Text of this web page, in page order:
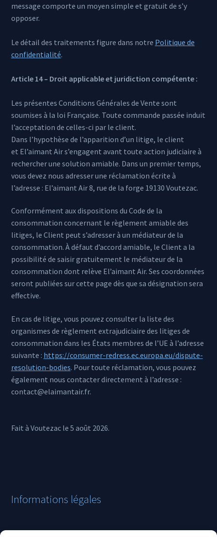
message comporte un moyen simple et gratuit de s’y
opposer.
Le détail des traitements figure dans notre Politique de
confidentialité.
Article 14 – Droit applicable et juridiction compétente :
Les présentes Conditions Générales de Vente sont
soumises à la loi Française. Toute commande passée induit
l’acceptation de celles-ci par le client.
Dans l’hypothèse de l’apparition d’un litige, le client
et El’aimant Air s’engagent avant toute action judiciaire à
rechercher une solution amiable. Dans un premier temps,
vous devez nous adresser une réclamation écrite à
l’adresse : El’aimant Air 8, rue de la forge 19130 Voutezac.
Conformément aux dispositions du Code de la
consommation concernant le règlement amiable des
litiges, le Client peut s’adresser à un médiateur de la
consommation. À défaut d’accord amiable, le Client a la
possibilité de saisir gratuitement le médiateur de la
consommation dont relève El’aimant Air. Ses coordonnées
seront publiées sur cette page dès que sa désignation sera
effective.
En cas de litige, vous pouvez consulter la liste des
organismes de règlement extrajudiciaire des litiges de
consommation dans les États membres de l’UE à l’adresse
suivante : https://consumer-redress.ec.europa.eu/dispute-
resolution-bodies. Pour toute réclamation, vous pouvez
également nous contacter directement à l’adresse :
contact@elaimantair.fr.
Fait à Voutezac le 5 août 2026.
Informations légales